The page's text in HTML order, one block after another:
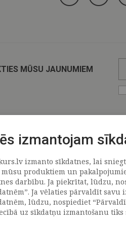
MŪSU JAUNUMIEM
izmantojam
izmanto sīkdatnes, lai
produktiem un
darbību. Ja piekrītat, lūdzu,
Ja vēlaties pārvaldīt savu
lūdzu, nospiediet
uz sīkdatņu izmantošanu tiks